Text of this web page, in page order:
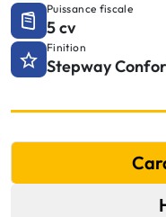
Puissance fiscale
5 cv
Finition
Stepway